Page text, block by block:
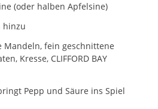
(oder halben Apfelsine)
hinzu
Mandeln, fein geschnittene
Kresse, CLIFFORD BAY
Pepp und Säure ins Spiel